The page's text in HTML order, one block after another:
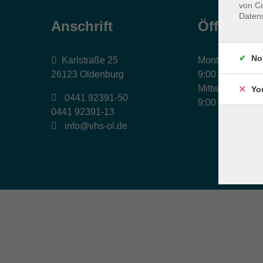
Anschrift
Karlstraße 25
26123 Oldenburg
0441 92391-50
0441 92391-13
info@vhs-ol.de
Montag,
9:00 bis 17:00
Mittwoch und
9:00 bis 12:30
von